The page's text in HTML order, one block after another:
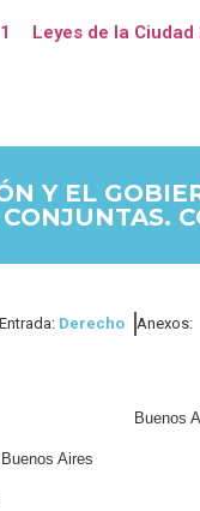
Leyes de la Ciudad
Y EL
Derecho Anexos:
Buenos
Aires